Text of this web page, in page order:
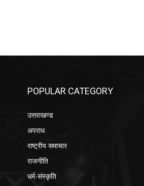
POPULAR CATEGORY
उत्तराखण्ड
अपराध
राष्ट्रीय समाचार
राजनीति
धर्म-संस्कृति